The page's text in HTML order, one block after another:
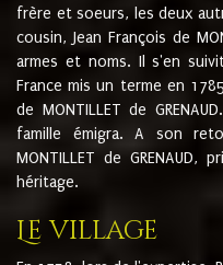
frère et soeurs, les deux
cousin, Jean François de
armes et noms. Il s'en
France mis un terme en
de MONTILLET de
famille émigra. A son
MONTILLET de
héritage.
Le village